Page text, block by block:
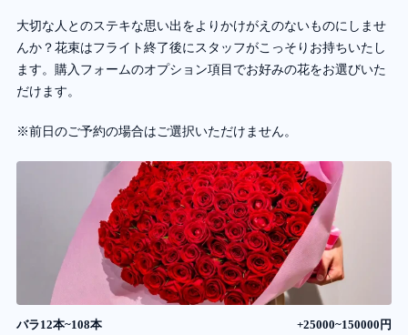
大切な人とのステキな思い出をよりかけがえのないものにしませ
んか？花束はフライト終了後にスタッフがこっそりお持ちいたし
ます。購入フォームのオプション項目でお好みの花をお選びいた
だけます。
※前日のご予約の場合はご選択いただけません。
バラ12本~108本 +25000~150000円